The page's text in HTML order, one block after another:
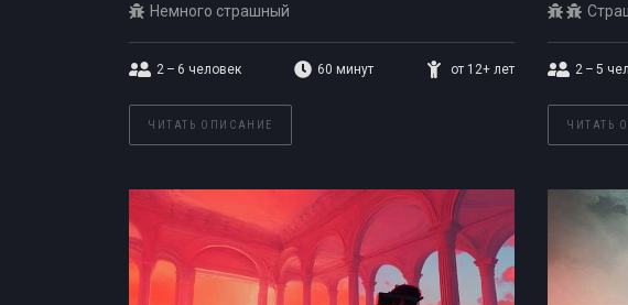
Немного страшный
2 – 6 человек 60 минут от 12+ лет
ЧИТАТЬ ОПИСАНИЕ
2 – 5
ЧИТАТЬ